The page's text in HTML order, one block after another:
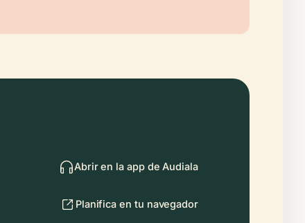
Abrir en la app de Audiala
Planifica en tu navegador